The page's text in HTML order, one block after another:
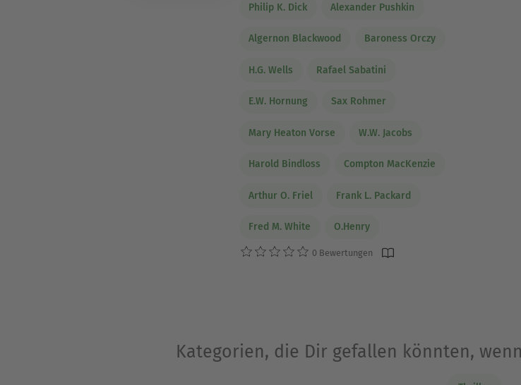
Philip K. Dick Alexander Pushkin
Algernon Blackwood Baroness Orczy
H.G. Wells Rafael Sabatini
E.W. Hornung Sax Rohmer
Mary Heaton Vorse W.W. Jacobs
Harold Bindloss Compton MacKenzie
Arthur O. Friel Frank L. Packard
Fred M. White O.Henry
0 Bewertungen
Kategorien, die Dir gefallen könnten,